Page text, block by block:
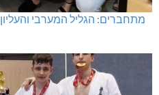
מתחברים: הגליל המערבי והעליון